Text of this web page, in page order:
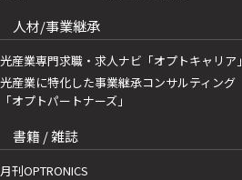
人材/事業継承
光産業専門求職・求人ナビ「オプトキャリア」
光産業に特化した事業継承コンサルティング
「オプトパートナーズ」
書籍 / 雑誌
月刊OPTRONICS